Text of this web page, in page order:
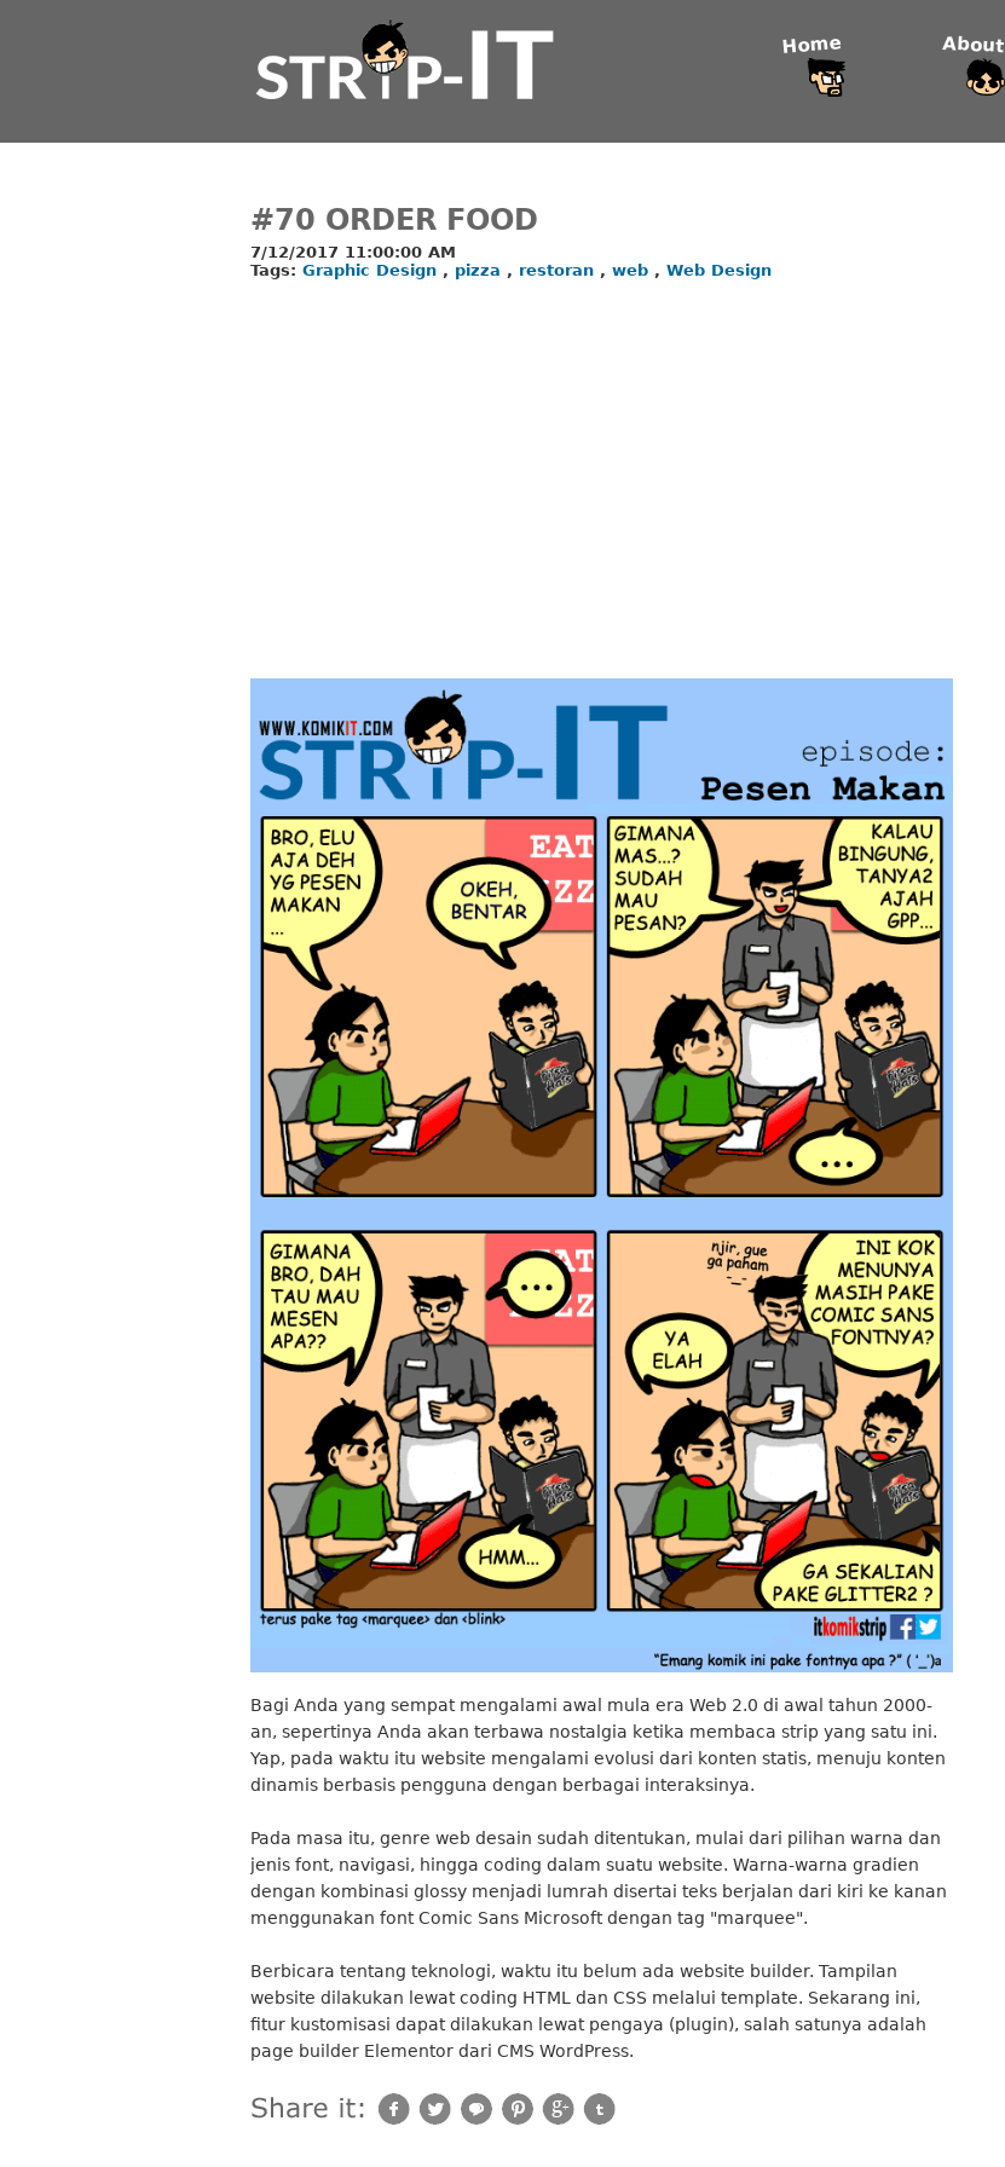
Home About
#70 ORDER FOOD
7/12/2017 11:00:00 AM
Tags: Graphic Design , pizza , restoran , web , Web Design
Bagi Anda yang sempat mengalami awal mula era Web 2.0 di awal tahun 2000-
an, sepertinya Anda akan terbawa nostalgia ketika membaca strip yang satu ini.
Yap, pada waktu itu website mengalami evolusi dari konten statis, menuju konten
dinamis berbasis pengguna dengan berbagai interaksinya.
Pada masa itu, genre web desain sudah ditentukan, mulai dari pilihan warna dan
jenis font, navigasi, hingga coding dalam suatu website. Warna-warna gradien
dengan kombinasi glossy menjadi lumrah disertai teks berjalan dari kiri ke kanan
menggunakan font Comic Sans Microsoft dengan tag "marquee".
Berbicara tentang teknologi, waktu itu belum ada website builder. Tampilan
website dilakukan lewat coding HTML dan CSS melalui template. Sekarang ini,
fitur kustomisasi dapat dilakukan lewat pengaya (plugin), salah satunya adalah
page builder Elementor dari CMS WordPress.